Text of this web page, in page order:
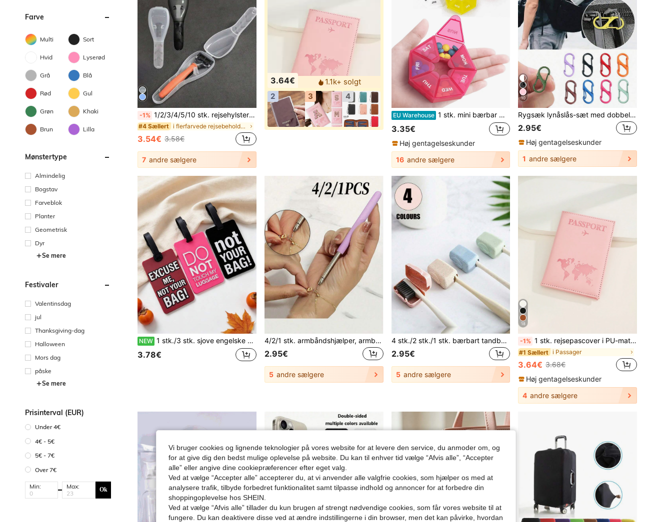
Farve
Multi Sort
Hvid Lyserød
Grå Blå
Rød Gul
Grøn Khaki
Brun Lilla
Mønstertype
Almindelig
Bogstav
Farveblok
Planter
Geometrisk
Dyr
Se mere
Festivaler
Valentinsdag
jul
Thanksgiving-dag
Halloween
Mors dag
påske
Se mere
Prisinterval (EUR)
Under 4€
4€ - 5€
5€ - 7€
Over 7€
Min: Max: Ok
-1% 1/2/3/4/5/10 stk. rejsehylster til barbermaskine i plast, bærbar beskyttelse til manuelle barbermaskiner, opbevaringsboks i PP-plast til herre- og damepleje
#4 Sællert i flerfarvede rejsebeholdere
3.54€ 3.58€
7 andre sælgere
3.64€
1.1k+ solgt
2
3 4
EU Warehouse 1 stk. mini bærbar medicin-smykkeæske til 7 dage, let og holdbar etui til rejse og opbevaring i hjemmet
3.35€
Høj gentagelseskunder
16 andre sælgere
10
Rygsæk lynåslås-sæt med dobbelt S-type dobbelt åbning karabinhage-klips til kvinder, cruise, camping, strand, ferie, skolestart, rejseessentials og tilbehør
2.95€
Høj gentagelseskunder
1 andre sælgere
NEW 1 stk./3 stk. sjove engelske advarsels-bagagemærker i PVC, retro farveblok-kuffertmærker, lette boardingpass-mærker, rejsetrolley-navneskilte mod forveksling, velegnet som fødselsdagsgave til familie og venner
3.78€
4/2/1 stk. armbåndshjælper, armbåndsværktøj, armbåndslåshjælper i rustfrit stål, smykkehjælper, bærbar armbåndshjælper, smykke- og krogspændeanordning, armbåndssamlingsværktøj, justerbar armbåndslås – nem at bruge smykkehjælper til kvinder, til justering af halskæde- og armbåndslås, smykkehjælper til påtagning, bærbart rejsetilbehør, rejseessentials, strandferie, sommerferie, skoleudstyr, back to school-artikler
2.95€
5 andre sælgere
4 stk./2 stk./1 stk. bærbart tandbørsteetui - Hold din tandbørste ren på farten! Tandbørsteholder Tandbørsteholder Tandbørstebetræk Tandbørstehovedbetræk Tandbørstehovedetuier Tandbørstehætte Tandbørstebeskytter Rejsetilbehør Tilbage til skole Ting til kollegieværelset Rejseartikler Rejsearrangør til stranden Sommerferie Tilbage til skole Halloween-gaver Julegaver Perfekte gaver til venner, piger, mødre, lærere, sygeplejersker Rejse-must haves Ferieskoletilbehør Tilbehør Tilbage til skole
2.95€
5 andre sælgere
18
-1% 1 stk. rejsepascover i PU-materiale med mat finish, rejseessentials, bærbar, let og stilfuld, til hjemmet, udendørs og daglig brug om sommeren, gave
#1 Sællert i Passager
3.64€ 3.68€
Høj gentagelseskunder
4 andre sælgere
Vi bruger cookies og lignende teknologier på vores website for at levere den service, du anmoder om, og
for at give dig den bedst mulige oplevelse på website. Du kan til enhver tid vælge “Afvis alle”, “Accepter
alle” eller angive dine cookiepræferencer efter eget valg.
Ved at vælge “Accepter alle” accepterer du, at vi anvender alle valgfrie cookies, som hjælper os med at
analysere trafik, tilbyde forbedret funktionalitet samt tilpasse indhold og annoncer for at forbedre din
shoppingoplevelse hos SHEIN.
Ved at vælge “Afvis alle” tillader du kun brugen af strengt nødvendige cookies, som får vores website til at
fungere. Du kan deaktivere disse ved at ændre indstillingerne i din browser, men det kan påvirke, hvordan